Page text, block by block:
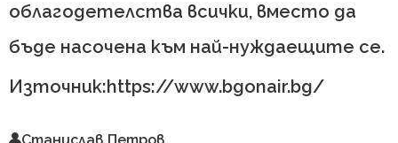
облагодетелства всички, вместо да
бъде насочена към най-нуждаещите се.
Източник:https://www.bgonair.bg/